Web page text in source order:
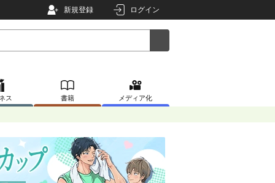
新規登録 ログイン
ス 書籍 メディア化